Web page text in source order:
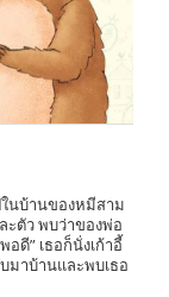
นบ้านของหมีสาม
ะตัว พบว่าของพ่อ
ดี” เธอก็นั่งเก้าอี้
มาบ้านและพบเธอ